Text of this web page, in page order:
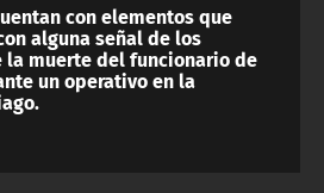
con elementos que
alguna señal de los
la muerte del funcionario de
un operativo en la